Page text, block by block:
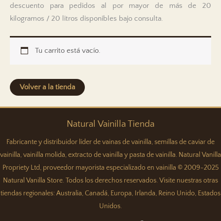
descuento para pedidos al por mayor de más de 20
kilogramos / 20 litros disponibles bajo consulta.
Tu carrito está vacío.
Volver a la tienda
Natural Vainilla Tienda
Fabricante y distribuidor líder de vainas de vainilla, semillas de caviar de
vainilla, vainilla molida, extracto de vainilla y pasta de vainilla. Natural Vanilla
Propriety Ltd, proveedor mayorista especializado en vainilla © 2009-2025
Natural Vanilla Store. Todos los derechos reservados. Visite nuestras otras
tiendas regionales:Australia,Canadá, Europa, Irlanda, Reino Unido, Estados
Unidos.